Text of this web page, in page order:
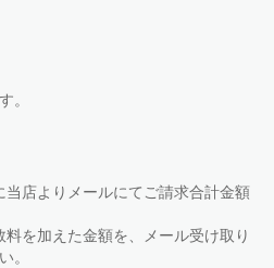
。
当店よりメールにてご請求合計金額
料を加えた金額を、メール受け取り
。